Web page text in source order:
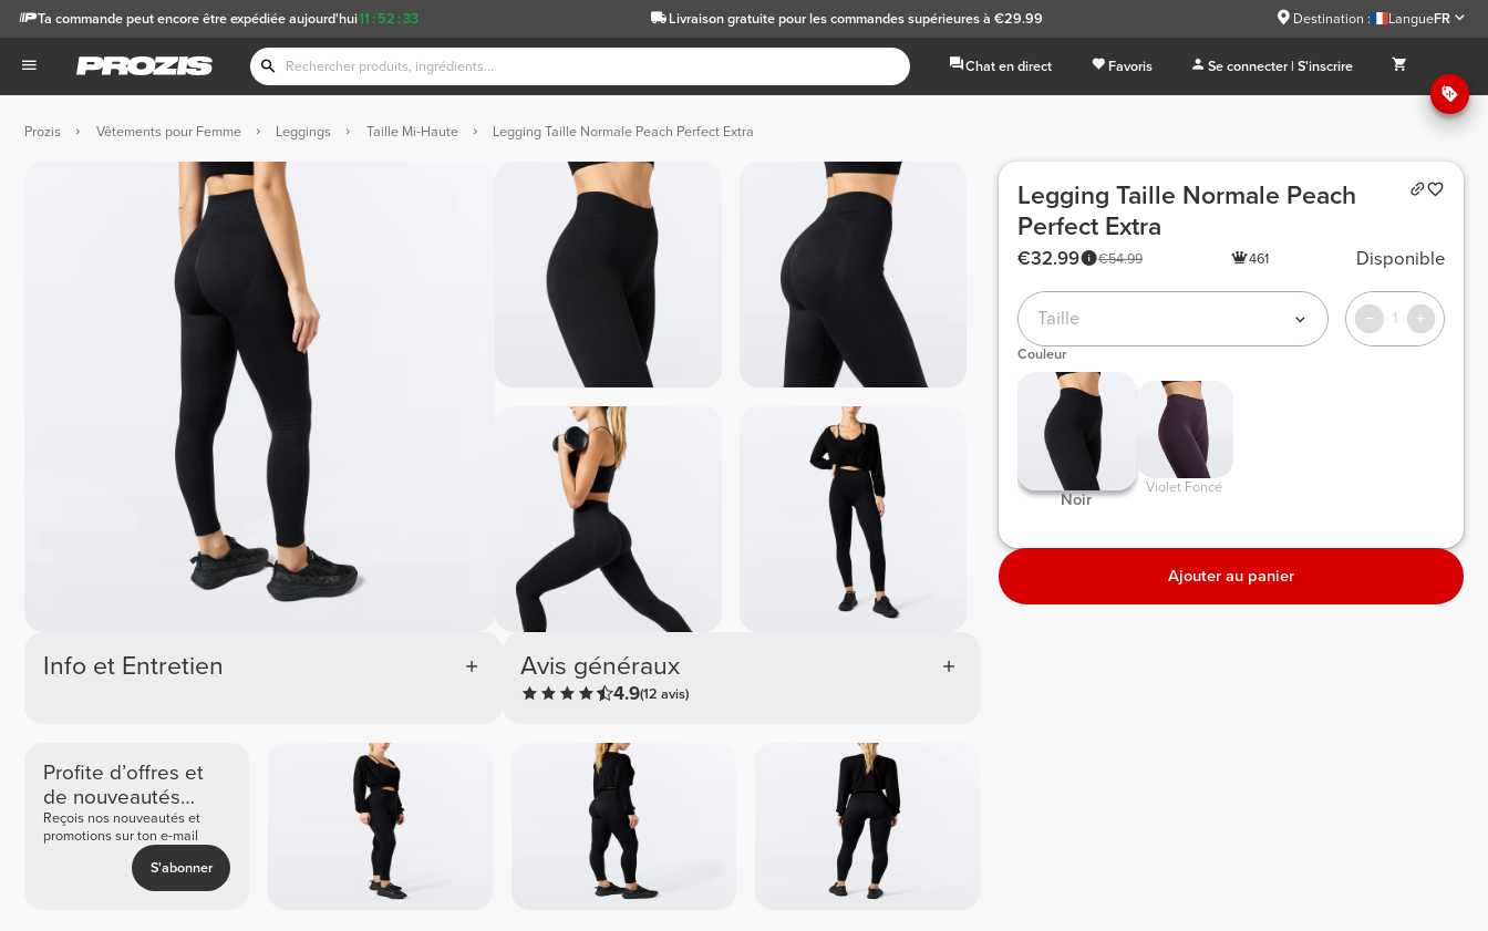
11 : 52 :33
Ta commande peut encore être expédiée aujourd'hui Livraison gratuitepour les commandes supérieures à €29.99 Destination : LangueFR
Chat en direct Favoris Se connecter | S'inscrire
Prozis Vêtements pour Femme Leggings Taille Mi-Haute Legging Taille Normale Peach Perfect Extra
Info et Entretien Avis généraux
4.9(12 avis)
Profite d’offres et
de nouveautés
exclusives
Reçois nos nouveautés et
promotions sur ton e-mail
S'abonner
Legging Taille Normale Peach
Perfect Extra
€54.99
€32.99 461 Disponible
Taille 1
Couleur
Noir
Violet Foncé
Ajouter au panier